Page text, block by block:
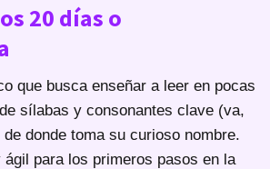
20 días o
que busca enseñar a leer en pocas
sílabas y consonantes clave (va,
donde toma su curioso nombre.
para los primeros pasos en la